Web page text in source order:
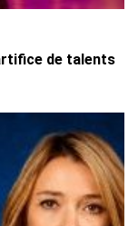
de talents